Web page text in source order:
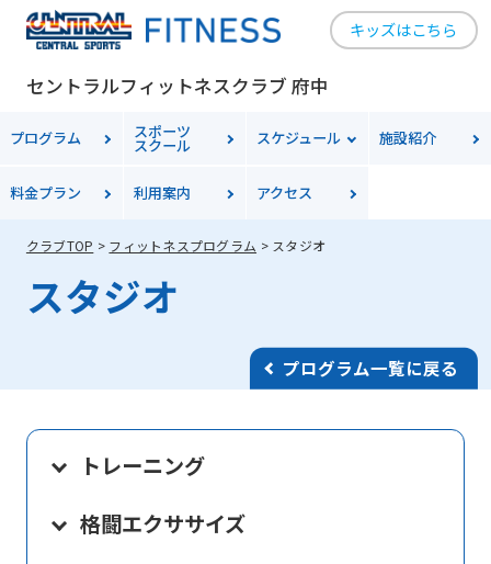
キッズはこちら
セントラルフィットネスクラブ 府中
プログラム スポーツ
スクール スケジュール 施設紹介
料金プラン 利用案内 アクセス
クラブTOP フィットネスプログラム スタジオ
スタジオ
プログラム一覧に戻る
トレーニング
格闘エクササイズ